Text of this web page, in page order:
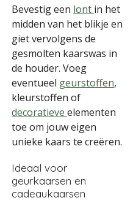
Bevestig een lont in het
midden van het blikje en
giet vervolgens de
gesmolten kaarswas in
de houder. Voeg
eventueel geurstoffen,
kleurstoffen of
decoratieve elementen
toe om jouw eigen
unieke kaars te creëren.
Ideaal voor
geurkaarsen en
cadeaukaarsen